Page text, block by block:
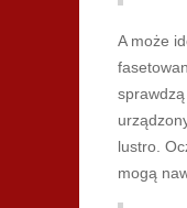
A może
lustro.
mogą